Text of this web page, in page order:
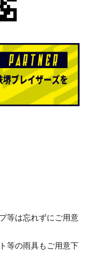
等は忘れずにご用意
等の雨具もご用意下